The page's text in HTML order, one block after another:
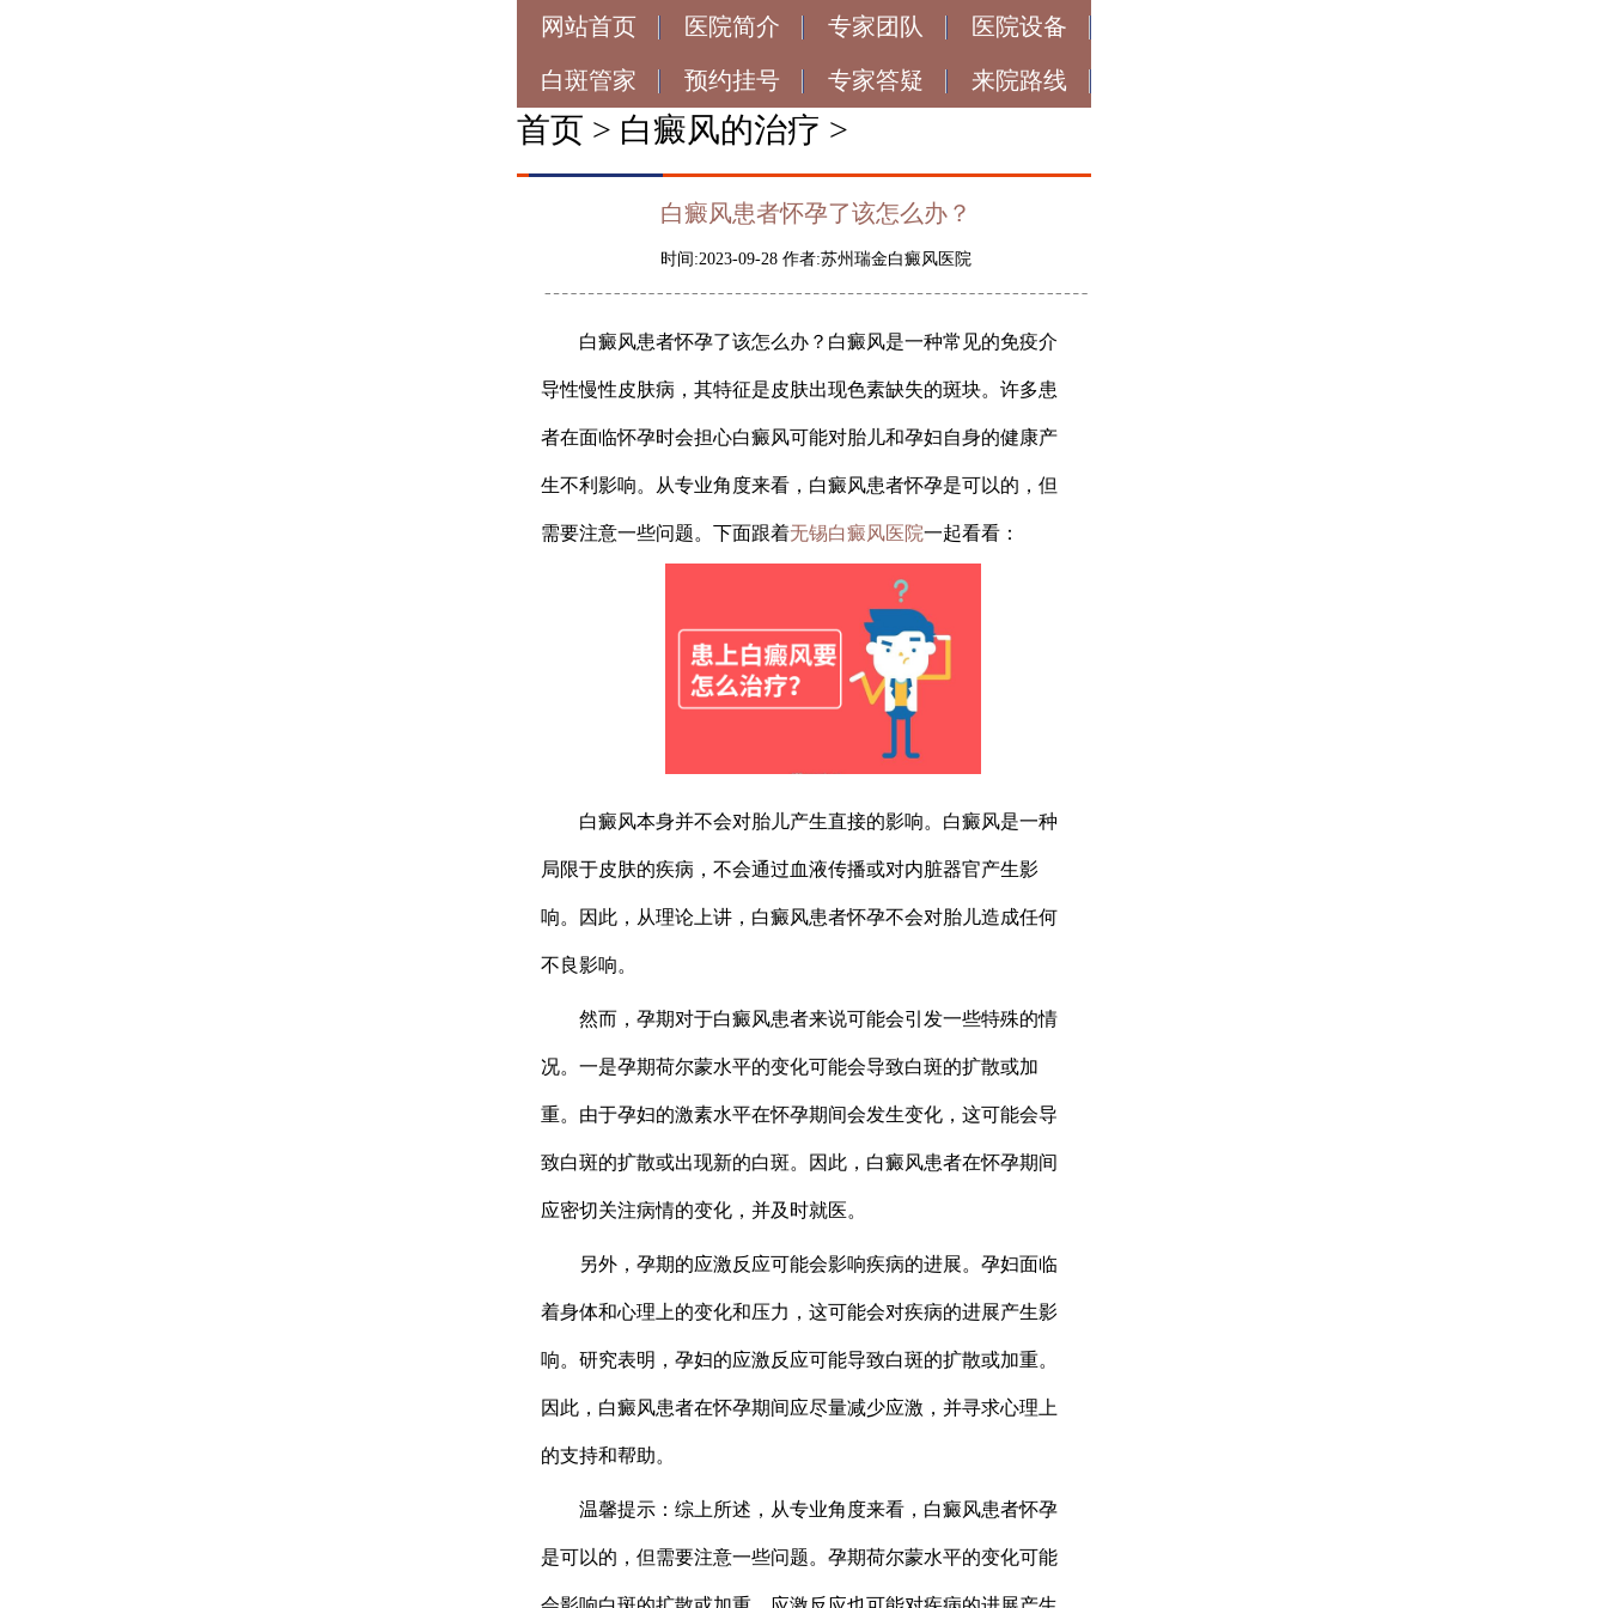
网站首页 医院简介 专家团队 医院设备
白斑管家 预约挂号 专家答疑 来院路线
首页 > 白癜风的治疗 >
白癜风患者怀孕了该怎么办？
时间:2023-09-28 作者:苏州瑞金白癜风医院
白癜风患者怀孕了该怎么办？白癜风是一种常见的免疫介
导性慢性皮肤病，其特征是皮肤出现色素缺失的斑块。许多患
者在面临怀孕时会担心白癜风可能对胎儿和孕妇自身的健康产
生不利影响。从专业角度来看，白癜风患者怀孕是可以的，但
需要注意一些问题。下面跟着无锡白癜风医院一起看看：
白癜风本身并不会对胎儿产生直接的影响。白癜风是一种
局限于皮肤的疾病，不会通过血液传播或对内脏器官产生影
响。因此，从理论上讲，白癜风患者怀孕不会对胎儿造成任何
不良影响。
然而，孕期对于白癜风患者来说可能会引发一些特殊的情
况。一是孕期荷尔蒙水平的变化可能会导致白斑的扩散或加
重。由于孕妇的激素水平在怀孕期间会发生变化，这可能会导
致白斑的扩散或出现新的白斑。因此，白癜风患者在怀孕期间
应密切关注病情的变化，并及时就医。
另外，孕期的应激反应可能会影响疾病的进展。孕妇面临
着身体和心理上的变化和压力，这可能会对疾病的进展产生影
响。研究表明，孕妇的应激反应可能导致白斑的扩散或加重。
因此，白癜风患者在怀孕期间应尽量减少应激，并寻求心理上
的支持和帮助。
温馨提示：综上所述，从专业角度来看，白癜风患者怀孕
是可以的，但需要注意一些问题。孕期荷尔蒙水平的变化可能